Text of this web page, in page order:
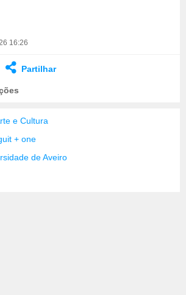
16:26
Partilhar
e Cultura
+ one
de Aveiro